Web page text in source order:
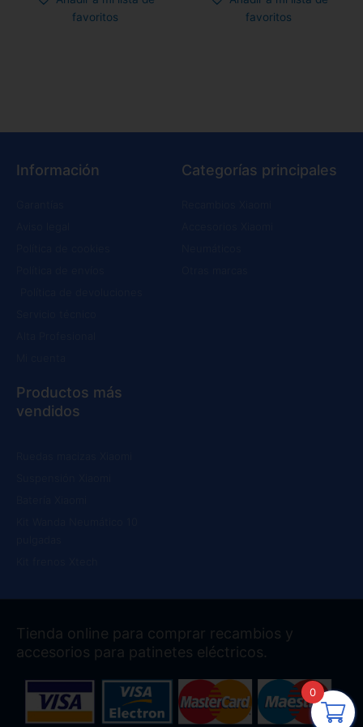
favoritos
favoritos
Información Categorías principales
Productos más
vendidos
Tienda online para comprar recambios y
accesorios para patinetes eléctricos.
0